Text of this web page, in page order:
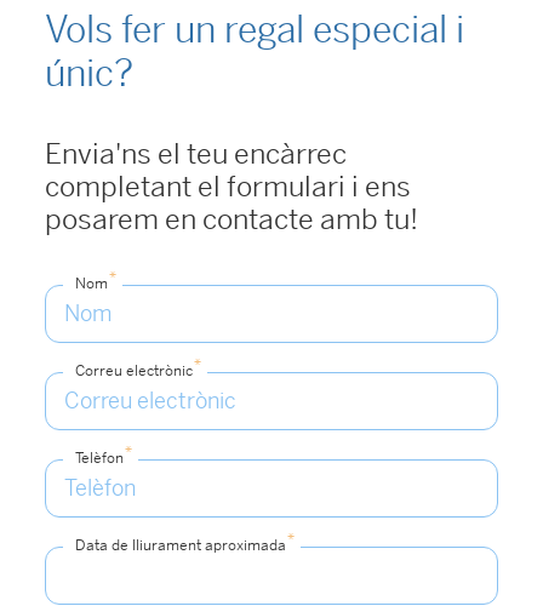
Vols fer un regal especial i
únic?
Envia'ns el teu encàrrec
completant el formulari i ens
posarem en contacte amb tu!
Nom*
Correu electrònic*
Telèfon*
Data de lliurament aproximada*